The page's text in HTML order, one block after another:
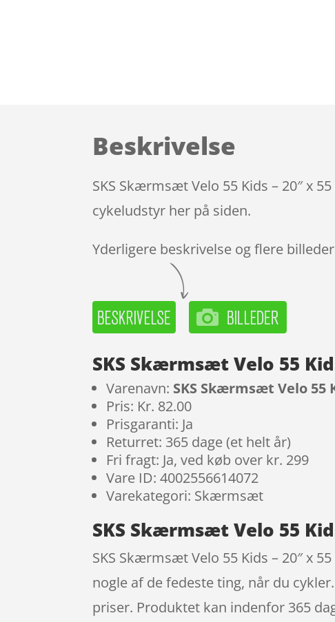
Beskrivelse
SKS Skærmsæt Velo 55 Kids – 20″ x
cykeludstyr her på siden.
Yderligere beskrivelse og flere
SKS Skærmsæt Velo 55
Varenavn: SKS Skærmsæt Velo 55
Pris: Kr. 82.00
Prisgaranti: Ja
Returret: 365 dage (et helt år)
Fri fragt: Ja, ved køb over kr. 299
Vare ID: 4002556614072
Varekategori: Skærmsæt
SKS Skærmsæt Velo 55
SKS Skærmsæt Velo 55 Kids – 20″ x
nogle af de fedeste ting, når du
priser. Produktet kan indenfor 365